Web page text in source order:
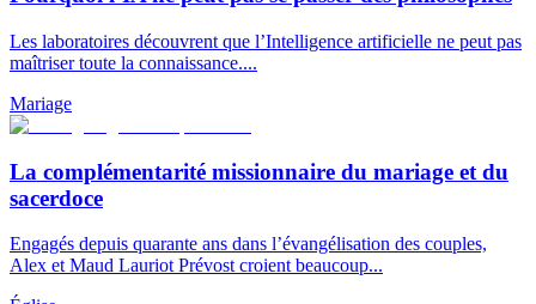
Les laboratoires découvrent que l’Intelligence artificielle ne peut pas
maîtriser toute la connaissance....
Mariage
La complémentarité missionnaire du mariage et du
sacerdoce
Engagés depuis quarante ans dans l’évangélisation des couples,
Alex et Maud Lauriot Prévost croient beaucoup...